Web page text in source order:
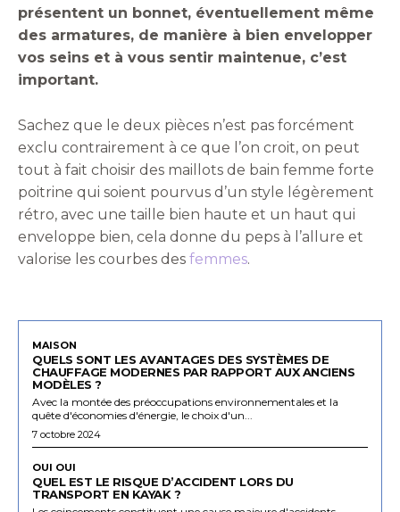
présentent un bonnet, éventuellement même
des armatures, de manière à bien envelopper
vos seins et à vous sentir maintenue, c’est
important.
Sachez que le deux pièces n’est pas forcément
exclu contrairement à ce que l’on croit, on peut
tout à fait choisir des maillots de bain femme forte
poitrine qui soient pourvus d’un style légèrement
rétro, avec une taille bien haute et un haut qui
enveloppe bien, cela donne du peps à l’allure et
valorise les courbes des femmes.
MAISON
QUELS SONT LES AVANTAGES DES SYSTÈMES DE
CHAUFFAGE MODERNES PAR RAPPORT AUX ANCIENS
MODÈLES ?
Avec la montée des préoccupations environnementales et la
quête d'économies d'énergie, le choix d'un...
7 octobre 2024
OUI OUI
QUEL EST LE RISQUE D’ACCIDENT LORS DU
TRANSPORT EN KAYAK ?